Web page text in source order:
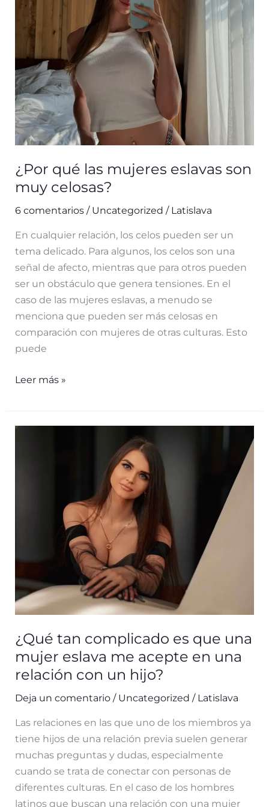
ucranianas
vez
de
las
chicas
rusas?
¿Por qué las mujeres eslavas son
muy celosas?
6 comentarios / Uncategorized / Latislava
En cualquier relación, los celos pueden ser un
tema delicado. Para algunos, los celos son una
señal de afecto, mientras que para otros pueden
ser un obstáculo que genera tensiones. En el
caso de las mujeres eslavas, a menudo se
menciona que pueden ser más celosas en
comparación con mujeres de otras culturas. Esto
puede
¿Por
mujeres
Leer más »
¿Qué tan complicado es que una
mujer eslava me acepte en una
relación con un hijo?
Deja un comentario / Uncategorized / Latislava
Las relaciones en las que uno de los miembros ya
tiene hijos de una relación previa suelen generar
muchas preguntas y dudas, especialmente
cuando se trata de conectar con personas de
diferentes culturas. En el caso de los hombres
latinos que buscan una relación con una mujer